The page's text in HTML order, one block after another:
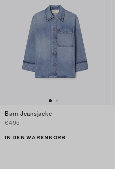
Barn Jeansjacke
€495
IN DEN WARENKORB